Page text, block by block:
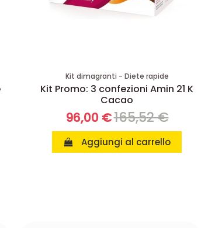
Kit dimagranti - Diete rapide
Kit Promo: 3 confezioni Amin 21 K
Cacao
96,00 €165,52 €
Aggiungi al carrello